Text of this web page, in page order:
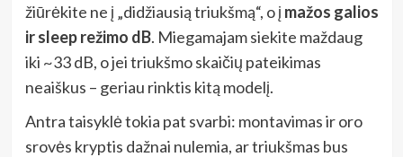
žiūrėkite ne į „didžiausią triukšmą“, o į mažos galios
ir sleep režimo dB. Miegamajam siekite maždaug
iki ~33 dB, o jei triukšmo skaičių pateikimas
neaiškus – geriau rinktis kitą modelį.
Antra taisyklė tokia pat svarbi: montavimas ir oro
srovės kryptis dažnai nulemia, ar triukšmas bus